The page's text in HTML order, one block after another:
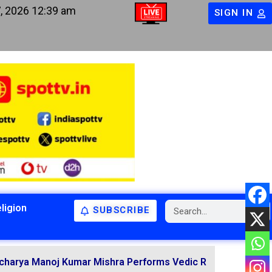
2026 12:39 am SIGN IN
SUBSCRIBE
Kumar Mishra Performs Vedic Rituals for the
LATEST NEWS
NATIONAL
RELIGION